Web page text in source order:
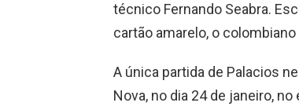
técnico Fernando Seabra.
cartão amarelo, o
A única partida de Palacios
Nova, no dia 24 de janeiro,